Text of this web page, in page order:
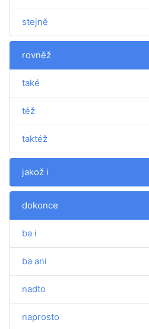
stejně
rovněž
také
též
taktéž
jakož i
dokonce
ba i
ba ani
nadto
naprosto